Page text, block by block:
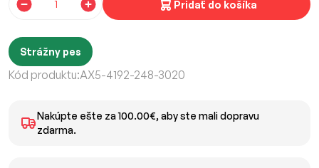
Pridať do košíka
Strážny pes
Kód produktu:AX5-4192-248-3020
Nakúpte ešte za 100.00€, aby ste mali dopravu
zdarma.